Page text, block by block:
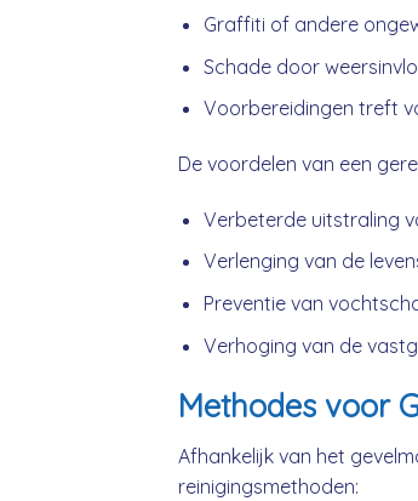
Graffiti of andere
Schade door
Voorbereidingen treft
De voordelen van een
Verbeterde uitstraling
Verlenging van de
Preventie van
Verhoging van de
Methodes voor
Afhankelijk van het
reinigingsmethoden: